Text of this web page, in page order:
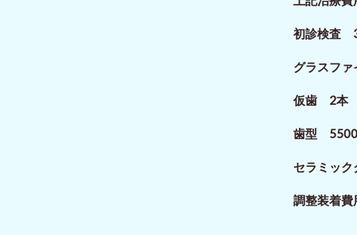
初診検査
グラスフ
仮歯 2
歯型 5500
セラミッ
調整装